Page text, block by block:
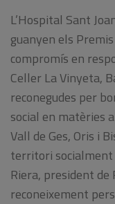
L’Hospital Sant
guanyen els
compromís en
Celler La Vinyeta,
reconegudes per
social en matèries
Vall de Ges, Oris i
territori socialment
Riera, president
reconeixement